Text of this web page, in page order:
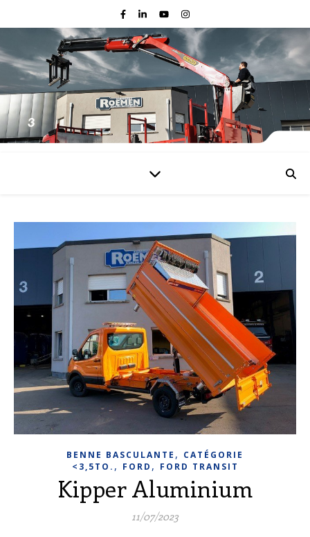
BENNE BASCULANTE , CATÉGORIE
<3,5TO. , FORD , FORD TRANSIT
Kipper Aluminium
11/07/2023